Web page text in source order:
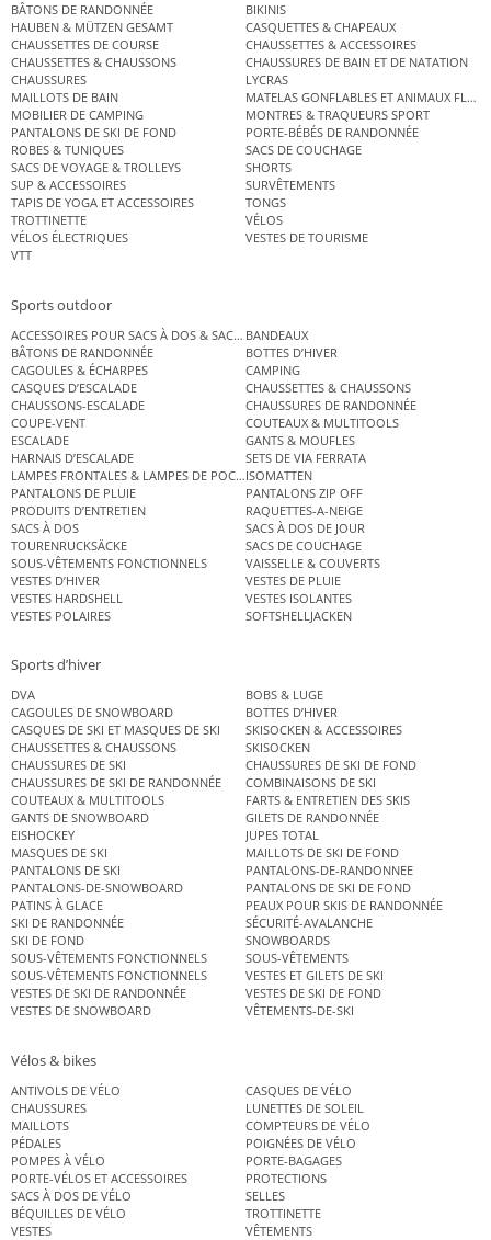
BÂTONS DE RANDONNÉE
BIKINIS
HAUBEN & MÜTZEN GESAMT
CASQUETTES & CHAPEAUX
CHAUSSETTES DE COURSE
CHAUSSETTES & ACCESSOIRES
CHAUSSETTES & CHAUSSONS
CHAUSSURES DE BAIN ET DE NATATION
CHAUSSURES
LYCRAS
MAILLOTS DE BAIN
MATELAS GONFLABLES ET ANIMAUX
MOBILIER DE CAMPING
MONTRES & TRAQUEURS SPORT
PANTALONS DE SKI DE FOND
PORTE-BÉBÉS DE RANDONNÉE
ROBES & TUNIQUES
SACS DE COUCHAGE
SACS DE VOYAGE & TROLLEYS
SHORTS
SUP & ACCESSOIRES
SURVÊTEMENTS
TAPIS DE YOGA ET ACCESSOIRES
TONGS
TROTTINETTE
VÉLOS
VÉLOS ÉLECTRIQUES
VESTES DE TOURISME
VTT
Sports outdoor
ACCESSOIRES POUR SACS À DOS & SACS ÉTANCHES
BANDEAUX
BÂTONS DE RANDONNÉE
BOTTES D’HIVER
CAGOULES & ÉCHARPES
CAMPING
CASQUES D’ESCALADE
CHAUSSETTES & CHAUSSONS
CHAUSSONS-ESCALADE
CHAUSSURES DE RANDONNÉE
COUPE-VENT
COUTEAUX & MULTITOOLS
ESCALADE
GANTS & MOUFLES
HARNAIS D’ESCALADE
SETS DE VIA FERRATA
LAMPES FRONTALES & LAMPES DE POCHEISOMATTEN
PANTALONS DE PLUIE
PANTALONS ZIP OFF
PRODUITS D’ENTRETIEN
RAQUETTES-A-NEIGE
SACS À DOS
SACS À DOS DE JOUR
TOURENRUCKSÄCKE
SACS DE COUCHAGE
SOUS-VÊTEMENTS FONCTIONNELS
VAISSELLE & COUVERTS
VESTES D’HIVER
VESTES DE PLUIE
VESTES HARDSHELL
VESTES ISOLANTES
VESTES POLAIRES
SOFTSHELLJACKEN
Sports d’hiver
DVA
BOBS & LUGE
CAGOULES DE SNOWBOARD
BOTTES D’HIVER
CASQUES DE SKI ET MASQUES DE SKI
SKISOCKEN & ACCESSOIRES
CHAUSSETTES & CHAUSSONS
SKISOCKEN
CHAUSSURES DE SKI
CHAUSSURES DE SKI DE FOND
CHAUSSURES DE SKI DE RANDONNÉE
COMBINAISONS DE SKI
COUTEAUX & MULTITOOLS
FARTS & ENTRETIEN DES SKIS
GANTS DE SNOWBOARD
GILETS DE RANDONNÉE
EISHOCKEY
JUPES TOTAL
MASQUES DE SKI
MAILLOTS DE SKI DE FOND
PANTALONS DE SKI
PANTALONS-DE-RANDONNEE
PANTALONS-DE-SNOWBOARD
PANTALONS DE SKI DE FOND
PATINS À GLACE
PEAUX POUR SKIS DE RANDONNÉE
SKI DE RANDONNÉE
SÉCURITÉ-AVALANCHE
SKI DE FOND
SNOWBOARDS
SOUS-VÊTEMENTS FONCTIONNELS
SOUS-VÊTEMENTS
SOUS-VÊTEMENTS FONCTIONNELS
VESTES ET GILETS DE SKI
VESTES DE SKI DE RANDONNÉE
VESTES DE SKI DE FOND
VESTES DE SNOWBOARD
VÊTEMENTS-DE-SKI
Vélos & bikes
ANTIVOLS DE VÉLO
CASQUES DE VÉLO
CHAUSSURES
LUNETTES DE SOLEIL
MAILLOTS
COMPTEURS DE VÉLO
PÉDALES
POIGNÉES DE VÉLO
POMPES À VÉLO
PORTE-BAGAGES
PORTE-VÉLOS ET ACCESSOIRES
PROTECTIONS
SACS À DOS DE VÉLO
SELLES
BÉQUILLES DE VÉLO
TROTTINETTE
VESTES
VÊTEMENTS